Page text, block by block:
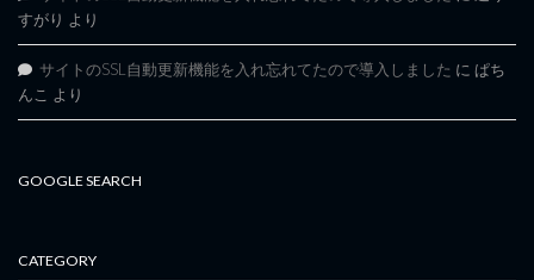
すがり より
サイトのSSL自動更新機能を入れ忘れてたので導入しました に ぱち
んこ より
GOOGLE SEARCH
CATEGORY